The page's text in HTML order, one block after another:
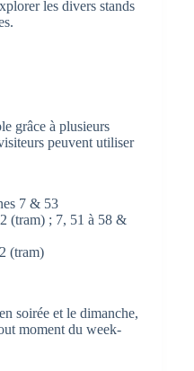
les divers stands
grâce à plusieurs
peuvent utiliser
7 & 53
(tram) ; 7, 51 à 58 &
(tram)
soirée et le dimanche,
moment du week-